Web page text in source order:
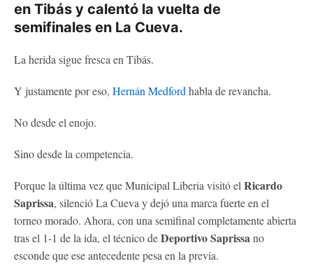
en Tibás y calentó la vuelta de
semifinales en La Cueva.
La herida sigue fresca en Tibás.
Y justamente por eso, Hernán Medford habla de revancha.
No desde el enojo.
Sino desde la competencia.
Porque la última vez que Municipal Liberia visitó el Ricardo
Saprissa, silenció La Cueva y dejó una marca fuerte en el
torneo morado. Ahora, con una semifinal completamente abierta
tras el 1-1 de la ida, el técnico deDeportivo Saprissano
esconde que ese antecedente pesa en la previa.